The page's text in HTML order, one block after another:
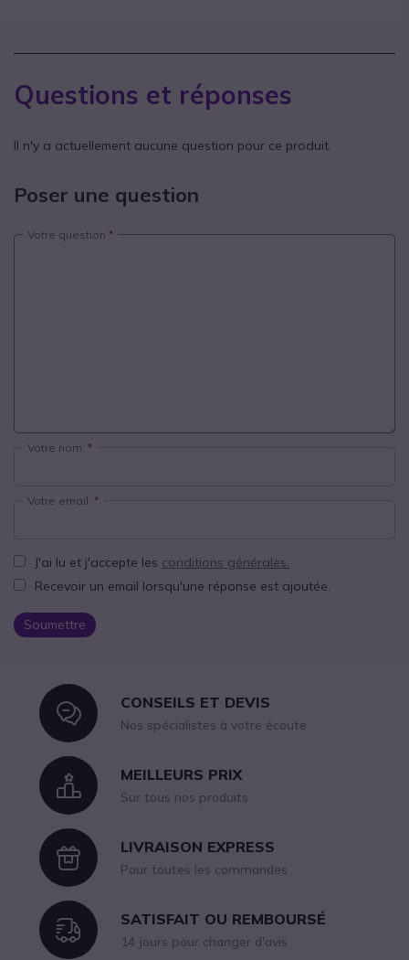
Questions et réponses
Il n'y a actuellement aucune question pour ce produit.
Poser une question
Votre question
Votre nom:
Votre email:
J'ai lu et j'accepte les conditions générales.
Recevoir un email lorsqu'une réponse est ajoutée.
Soumettre
IconCONSEILS ET DEVIS
Nos spécialistes à votre écoute
IconMEILLEURS PRIX
Sur tous nos produits
IconLIVRAISON EXPRESS
Pour toutes les commandes
IconSATISFAIT OU REMBOURSÉ
14 jours pour changer d'avis